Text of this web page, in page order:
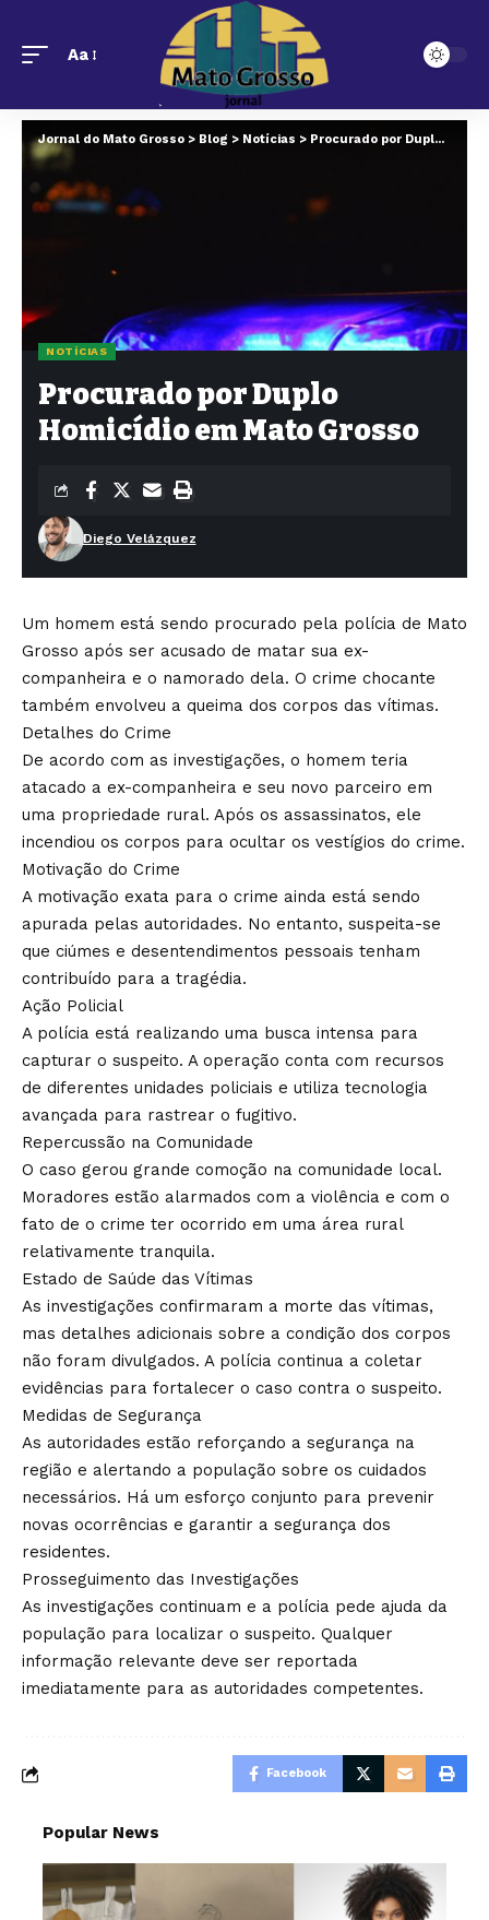
Aa
Jornal do Mato Grosso > Blog > Notícias > Procurado por Duplo Homicídio em Mato Grosso
NOTÍCIAS
Procurado por Duplo
Homicídio em Mato Grosso
Diego Velázquez
Um homem está sendo procurado pela polícia de Mato
Grosso após ser acusado de matar sua ex-
companheira e o namorado dela. O crime chocante
também envolveu a queima dos corpos das vítimas.
Detalhes do Crime
De acordo com as investigações, o homem teria
atacado a ex-companheira e seu novo parceiro em
uma propriedade rural. Após os assassinatos, ele
incendiou os corpos para ocultar os vestígios do crime.
Motivação do Crime
A motivação exata para o crime ainda está sendo
apurada pelas autoridades. No entanto, suspeita-se
que ciúmes e desentendimentos pessoais tenham
contribuído para a tragédia.
Ação Policial
A polícia está realizando uma busca intensa para
capturar o suspeito. A operação conta com recursos
de diferentes unidades policiais e utiliza tecnologia
avançada para rastrear o fugitivo.
Repercussão na Comunidade
O caso gerou grande comoção na comunidade local.
Moradores estão alarmados com a violência e com o
fato de o crime ter ocorrido em uma área rural
relativamente tranquila.
Estado de Saúde das Vítimas
As investigações confirmaram a morte das vítimas,
mas detalhes adicionais sobre a condição dos corpos
não foram divulgados. A polícia continua a coletar
evidências para fortalecer o caso contra o suspeito.
Medidas de Segurança
As autoridades estão reforçando a segurança na
região e alertando a população sobre os cuidados
necessários. Há um esforço conjunto para prevenir
novas ocorrências e garantir a segurança dos
residentes.
Prosseguimento das Investigações
As investigações continuam e a polícia pede ajuda da
população para localizar o suspeito. Qualquer
informação relevante deve ser reportada
imediatamente para as autoridades competentes.
Facebook
Popular News